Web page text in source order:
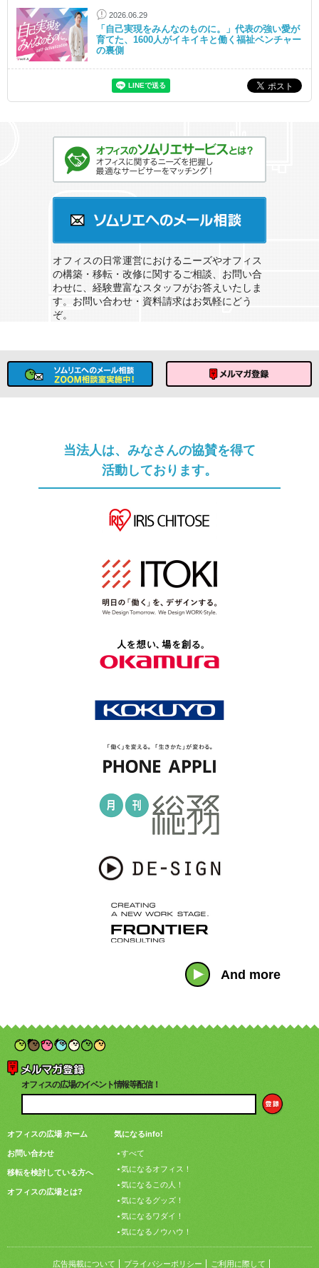
2026.06.29
「自己実現をみんなのものに。」代表の強い愛が
育てた、1600人がイキイキと働く福祉ベンチャー
の裏側
オフィスの日常運営におけるニーズやオフィス
の構築・移転・改修に関するご相談、お問い合
わせに、経験豊富なスタッフがお答えいたしま
す。お問い合わせ・資料請求はお気軽にどう
ぞ。
当法人は、みなさんの協賛を得て
活動しております。
And more
オフィスの広場のイベント情報等配信！
オフィスの広場 ホーム
お問い合わせ
移転を検討している方へ
オフィスの広場とは?
気になるinfo!
すべて
気になるオフィス！
気になるこの人！
気になるグッズ！
気になるワダイ！
気になるノウハウ！
広告掲載について プライバシーポリシー ご利用に際して